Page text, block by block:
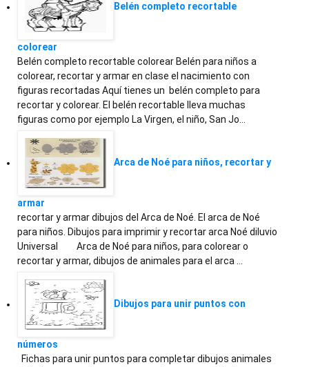
Belén completo recortable
colorear
Belén completo recortable colorear Belén para niños a
colorear, recortar y armar en clase el nacimiento con
figuras recortadas Aquí tienes un belén completo para
recortar y colorear. El belén recortable lleva muchas
figuras como por ejemplo La Virgen, el niño, San Jo…
Arca de Noé para niños, recortar y
armar
recortar y armar dibujos del Arca de Noé. El arca de Noé
para niños. Dibujos para imprimir y recortar arca Noé diluvio
Universal Arca de Noé para niños, para colorear o
recortar y armar, dibujos de animales para el arca …
Dibujos para unir puntos con
números
Fichas para unir puntos para completar dibujos animales